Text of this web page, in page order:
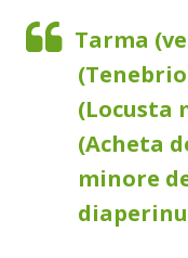
Tarma
(Locusta
(Acheta
minore